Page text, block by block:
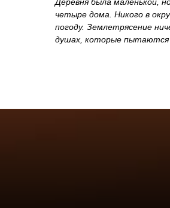
Деревня была маленькой,
четыре дома. Никого в
погоду. Землетрясение
душах, которые пытаются